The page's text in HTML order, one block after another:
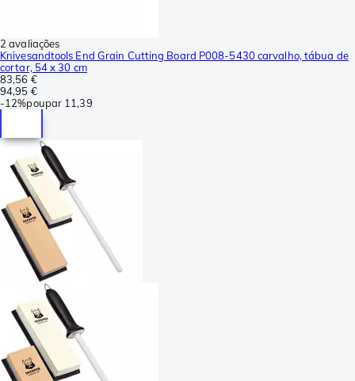
2 avaliações
Knivesandtools End Grain Cutting Board P008-5430 carvalho, tábua de
cortar, 54 x 30 cm
83,56 €
94,95 €
-12%poupar 11,39